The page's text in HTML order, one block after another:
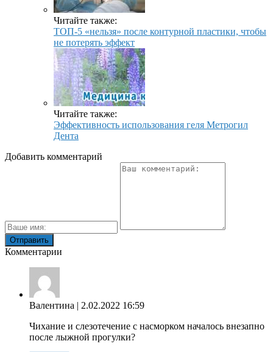
Читайте также:
ТОП-5 «нельзя» после контурной пластики, чтобы
не потерять эффект
Читайте также:
Эффективность использования геля Метрогил
Дента
Добавить комментарий
Комментарии
Валентина | 2.02.2022 16:59
Чихание и слезотечение с насморком началось внезапно
после лыжной прогулки?